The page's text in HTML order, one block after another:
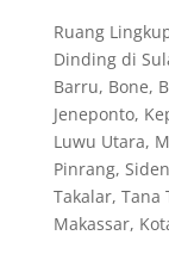
Ruang
Dinding di
Barru, Bone,
Jeneponto,
Luwu Utara,
Pinrang,
Takalar, Tana
Makassar,